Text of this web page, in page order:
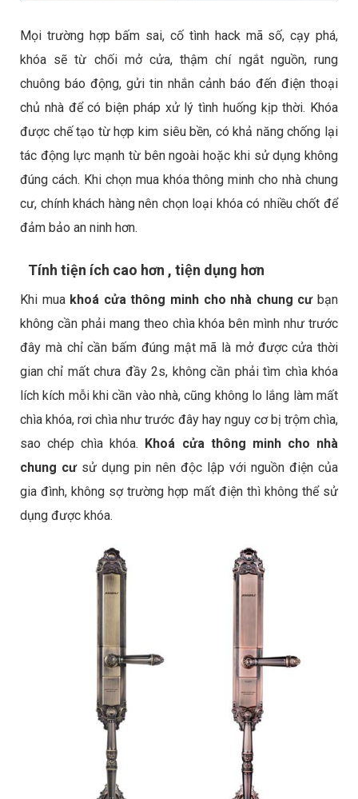
Mọi trường hợp bấm sai, cố tình hack mã số, cạy phá,
khóa sẽ từ chối mở cửa, thậm chí ngắt nguồn, rung
chuông báo động, gửi tin nhắn cảnh báo đến điện thoại
chủ nhà để có biện pháp xử lý tình huống kịp thời. Khóa
được chế tạo từ hợp kim siêu bền, có khả năng chống lại
tác động lực mạnh từ bên ngoài hoặc khi sử dụng không
đúng cách. Khi chọn mua khóa thông minh cho nhà chung
cư, chính khách hàng nên chọn loại khóa có nhiều chốt để
đảm bảo an ninh hơn.
Tính tiện ích cao hơn , tiện dụng hơn
Khi muakhoá cửa thông minh cho nhà chung cư bạn
không cần phải mang theo chìa khóa bên mình như trước
đây mà chỉ cần bấm đúng mật mã là mở được cửa thời
gian chỉ mất chưa đầy 2s, không cần phải tìm chìa khóa
lích kích mỗi khi cần vào nhà, cũng không lo lắng làm mất
chìa khóa, rơi chìa như trước đây hay nguy cơ bị trộm chìa,
sao chép chìa khóa.
Khoá cửa thông minh cho nhà
chung cư sử dụng pin nên độc lập với nguồn điện của
gia đình, không sợ trường hợp mất điện thì không thể sử
dụng được khóa.